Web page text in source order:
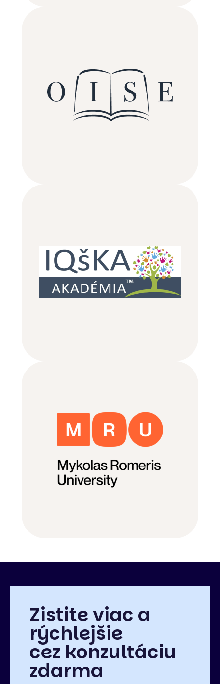
Zistite viac a
rýchlejšie
cez konzultáciu
zdarma